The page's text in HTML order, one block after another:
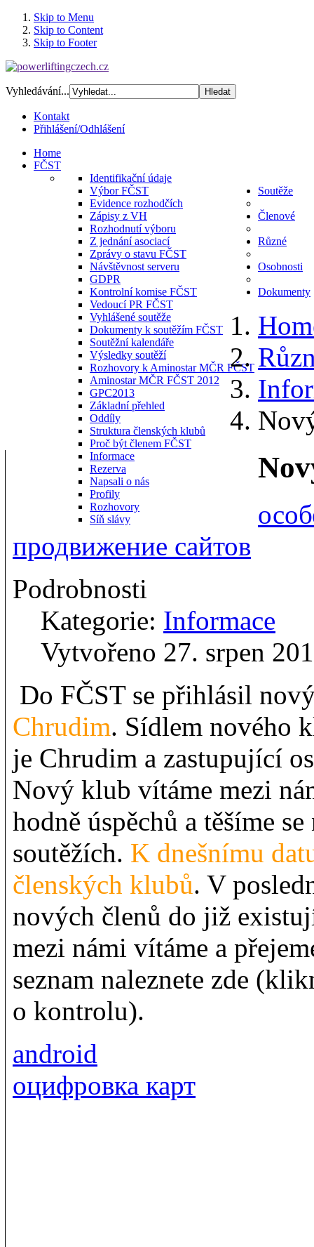
Skip to Menu
Skip to Content
Skip to Footer
Vyhledávání...
Kontakt
Přihlášení/Odhlášení
Home
FČST
Identifikační údaje
Výbor FČST
Evidence rozhodčích
Zápisy z VH
Rozhodnutí výboru
Z jednání asociací
Zprávy o stavu FČST
Návštěvnost serveru
GDPR
Kontrolní komise FČST
Vedoucí PR FČST
Soutěže
Vyhlášené soutěže
Dokumenty k soutěžím FČST
Soutěžní kalendáře
Výsledky soutěží
Rozhovory k Aminostar MČR FČST
Aminostar MČR FČST 2012
GPC2013
Členové
Základní přehled
Oddíly
Struktura členských klubů
Proč být členem FČST
Různé
Informace
Rezerva
Osobnosti
Napsali o nás
Profily
Rozhovory
Síň slávy
Dokumenty
продвижение сайтов
Podrobnosti
Kategorie: Informace
Vytvořeno 27. srpen
Do FČST se přihlásil
Chrudim. Sídlem nového
je Chrudim a zastupující
Nový klub vítáme mezi
hodně úspěchů a těšíme
soutěžích. K dnešnímu
členských klubů. V
nových členů do již
mezi námi vítáme a
seznam naleznete zde
o kontrolu).
android
оцифровка карт